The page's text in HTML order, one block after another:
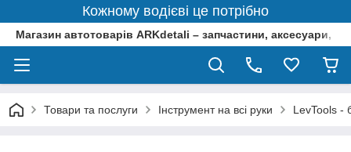
Кожному водієві це потрібно
Магазин автотоварів ARKdetali – запчастини, аксесуари,
Товари та послуги Інструмент на всі руки LevTools -